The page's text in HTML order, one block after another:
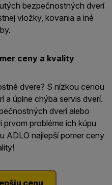
bezpečnostných dverí
vložky, kovania a iné
ceny a kvality
dvere? S nízkou cenou
a úplne chýba servis dverí.
dverí alebo
probléme ich kúpu
ADLO najlepší pomer ceny
cenu